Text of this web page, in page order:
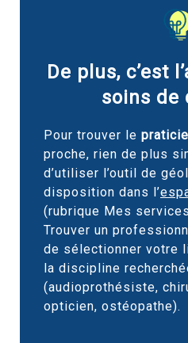
De plus, c’est
soins de
Pour trouver le
proche, rien de plus
d’utiliser l’outil de
disposition dans l’
(rubrique Mes
Trouver un
de sélectionner votre
la discipline
(audioprothésiste,
opticien, ostéopathe).